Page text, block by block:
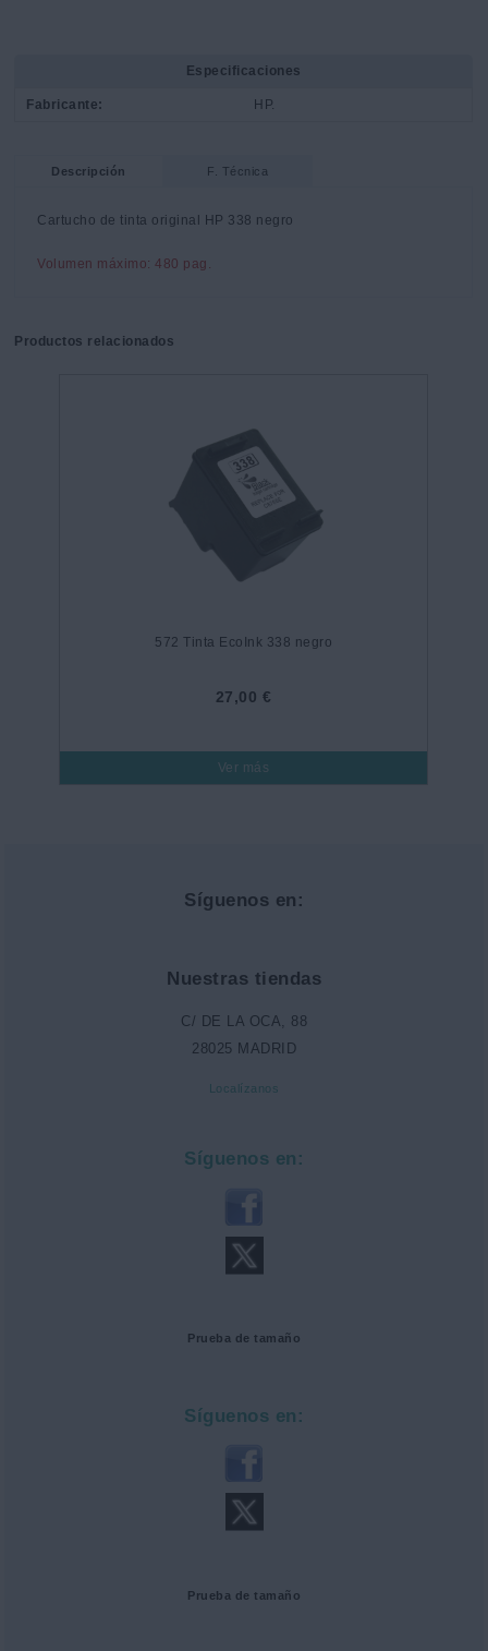
Especificaciones
Fabricante: HP.
Descripción F. Técnica
Cartucho de tinta original HP 338 negro
Volumen máximo: 480 pag.
Productos relacionados
572 Tinta EcoInk 338 negro
27,00 €
Ver más
Síguenos en:
Nuestras tiendas
C/ DE LA OCA, 88
28025 MADRID
Localízanos
Síguenos en:
Prueba de tamaño
Síguenos en:
Prueba de tamaño